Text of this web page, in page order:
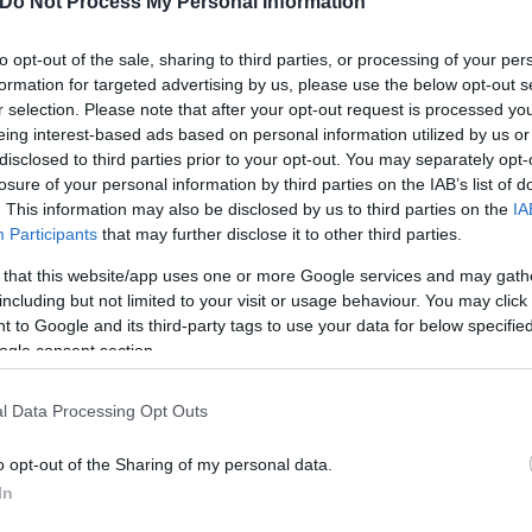
opt-out of the sale, sharing to third parties, or processing of your
for targeted advertising by us, please use the below opt-out
selection. Please note that after your opt-out request is processed
interest-based ads based on personal information utilized by us
to third parties prior to your opt-out. You may separately
of your personal information by third parties on the IAB’s list of
This information may also be disclosed by us to third parties on the
Participants that may further disclose it to other third parties.
that this website/app uses one or more Google services and may
but not limited to your visit or usage behaviour. You may
to Google and its third-party tags to use your data for below
consent section.
Data Processing Opt Outs
opt-out of the Sharing of my personal data.
δεν έχει αποκλείσει ακόμα και εγκληματική
είχε στα πλευρά χτύπημα και σε εκείνο το